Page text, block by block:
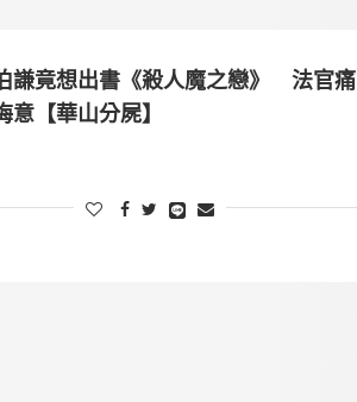
謙竟想出書《殺人魔之戀》 法官痛
意【華山分屍】